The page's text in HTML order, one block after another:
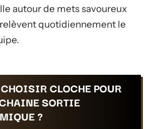
autour de mets savoureux
quotidiennement le
CLOCHE POUR
SORTIE
?